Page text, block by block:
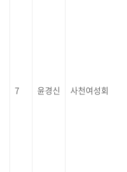
7 윤경신 사천여성회